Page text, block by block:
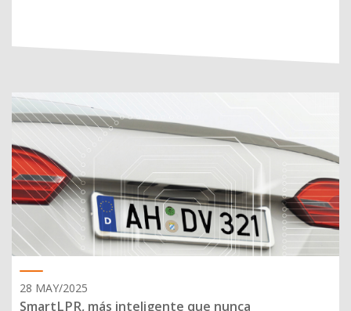
28 MAY/2025
SmartLPR, más inteligente que nunca